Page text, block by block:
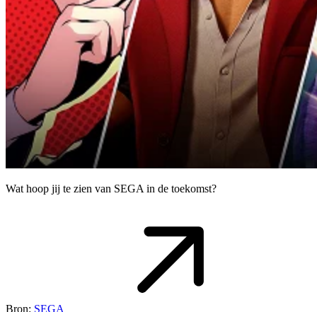
Wat hoop jij te zien van SEGA in de toekomst?
Bron: SEGA